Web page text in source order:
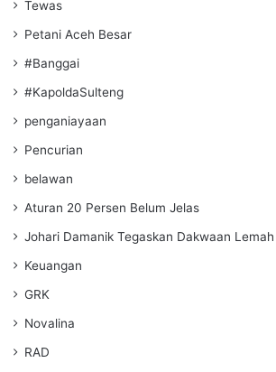
Tewas
Petani Aceh Besar
#Banggai
#KapoldaSulteng
penganiayaan
Pencurian
belawan
Aturan 20 Persen Belum Jelas
Johari Damanik Tegaskan Dakwaan Lemah
Keuangan
GRK
Novalina
RAD